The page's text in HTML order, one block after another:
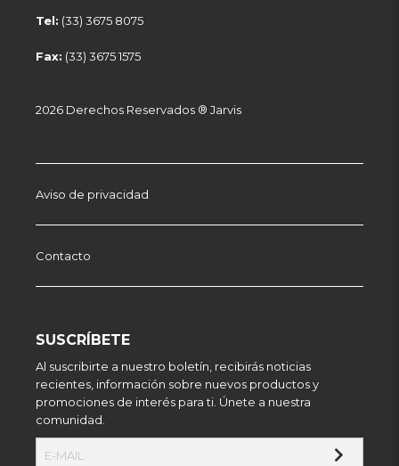
Tel: (33) 3675 8075
Fax: (33) 3675 1575
2026 Derechos Reservados ® Jarvis
Aviso de privacidad
Contacto
SUSCRÍBETE
Al suscribirte a nuestro boletín, recibirás noticias
recientes, información sobre nuevos productos y
promociones de interés para ti. Únete a nuestra
comunidad.